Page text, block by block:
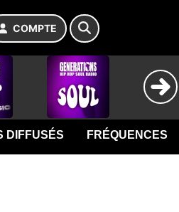
COMPTE
DIFFUSÉS FRÉQUENCES